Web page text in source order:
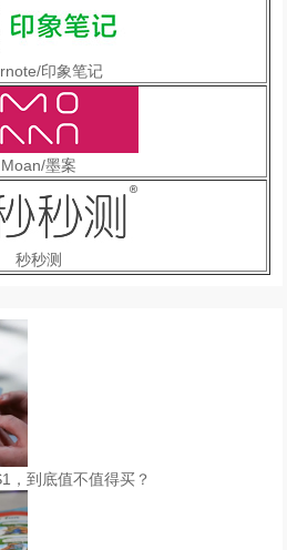
印象笔记
Moan/墨案
秒秒测
，到底值不值得买？